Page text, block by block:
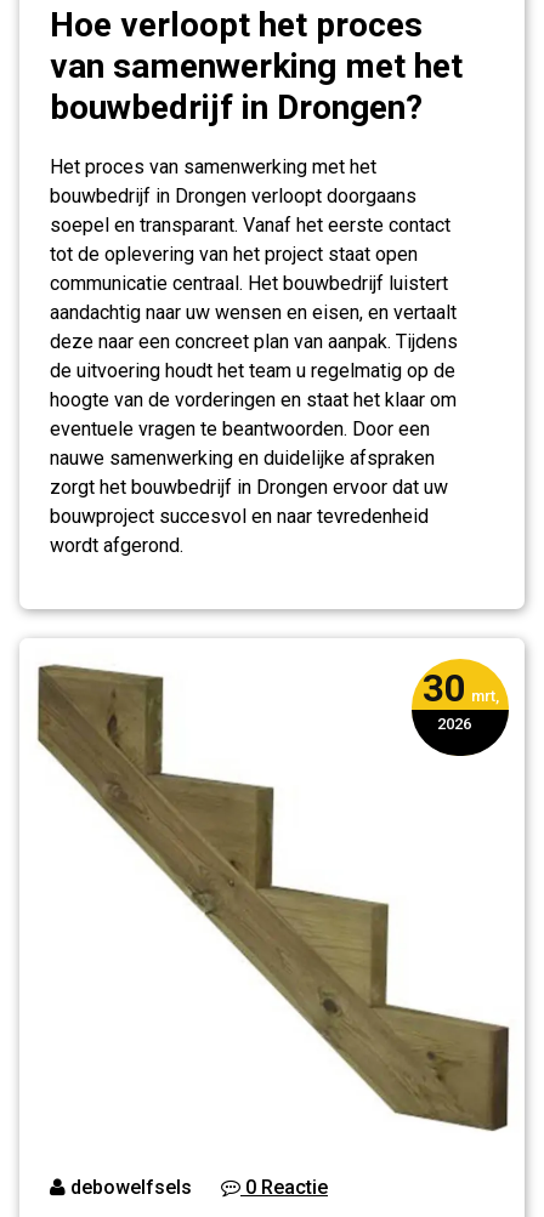
Hoe verloopt het proces
van samenwerking met het
bouwbedrijf in Drongen?
Het proces van samenwerking met het
bouwbedrijf in Drongen verloopt doorgaans
soepel en transparant. Vanaf het eerste contact
tot de oplevering van het project staat open
communicatie centraal. Het bouwbedrijf luistert
aandachtig naar uw wensen en eisen, en vertaalt
deze naar een concreet plan van aanpak. Tijdens
de uitvoering houdt het team u regelmatig op de
hoogte van de vorderingen en staat het klaar om
eventuele vragen te beantwoorden. Door een
nauwe samenwerking en duidelijke afspraken
zorgt het bouwbedrijf in Drongen ervoor dat uw
bouwproject succesvol en naar tevredenheid
wordt afgerond.
30 mrt,
2026
debowelfsels 0 Reactie